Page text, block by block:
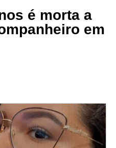
é morta a
em